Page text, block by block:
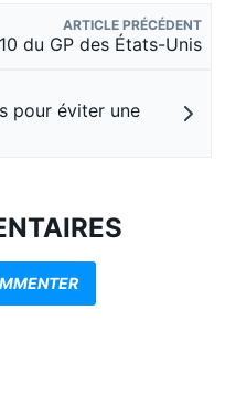
ARTICLE PRÉCÉDENT
du GP des États-Unis
pour éviter une